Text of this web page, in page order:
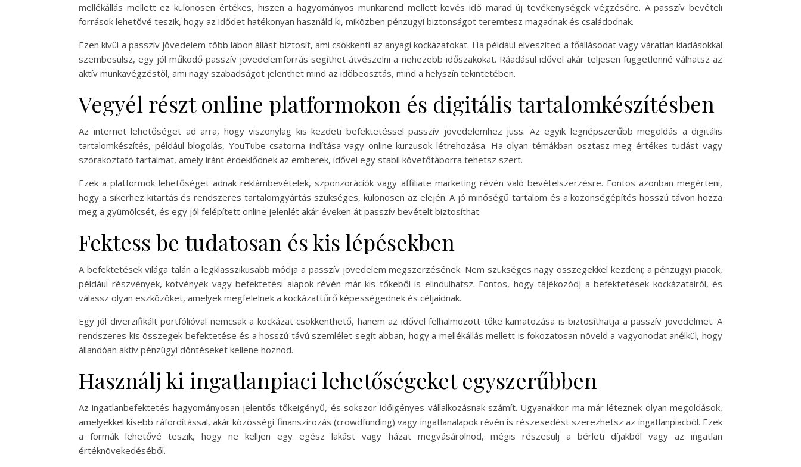
mellékállás mellett ez különösen értékes, hiszen a hagyományos munkarend mellett kevés idő marad új tevékenységek végzésére. A passzív bevételi
források lehetővé teszik, hogy az idődet hatékonyan használd ki, miközben pénzügyi biztonságot teremtesz magadnak és családodnak.
Ezen kívül a passzív jövedelem több lábon állást biztosít, ami csökkenti az anyagi kockázatokat. Ha például elveszíted a főállásodat vagy váratlan kiadásokkal
szembesülsz, egy jól működő passzív jövedelemforrás segíthet átvészelni a nehezebb időszakokat. Ráadásul idővel akár teljesen függetlenné válhatsz az
aktív munkavégzéstől, ami nagy szabadságot jelenthet mind az időbeosztás, mind a helyszín tekintetében.
Vegyél részt online platformokon és digitális tartalomkészítésben
Az internet lehetőséget ad arra, hogy viszonylag kis kezdeti befektetéssel passzív jövedelemhez juss. Az egyik legnépszerűbb megoldás a digitális
tartalomkészítés, például blogolás, YouTube-csatorna indítása vagy online kurzusok létrehozása. Ha olyan témákban osztasz meg értékes tudást vagy
szórakoztató tartalmat, amely iránt érdeklődnek az emberek, idővel egy stabil követőtáborra tehetsz szert.
Ezek a platformok lehetőséget adnak reklámbevételek, szponzorációk vagy affiliate marketing révén való bevételszerzésre. Fontos azonban megérteni,
hogy a sikerhez kitartás és rendszeres tartalomgyártás szükséges, különösen az elején. A jó minőségű tartalom és a közönségépítés hosszú távon hozza
meg a gyümölcsét, és egy jól felépített online jelenlét akár éveken át passzív bevételt biztosíthat.
Fektess be tudatosan és kis lépésekben
A befektetések világa talán a legklasszikusabb módja a passzív jövedelem megszerzésének. Nem szükséges nagy összegekkel kezdeni; a pénzügyi piacok,
például részvények, kötvények vagy befektetési alapok révén már kis tőkeből is elindulhatsz. Fontos, hogy tájékozódj a befektetések kockázatairól, és
válassz olyan eszközöket, amelyek megfelelnek a kockázattűrő képességednek és céljaidnak.
Egy jól diverzifikált portfólióval nemcsak a kockázat csökkenthető, hanem az idővel felhalmozott tőke kamatozása is biztosíthatja a passzív jövedelmet. A
rendszeres kis összegek befektetése és a hosszú távú szemlélet segít abban, hogy a mellékállás mellett is fokozatosan növeld a vagyonodat anélkül, hogy
állandóan aktív pénzügyi döntéseket kellene hoznod.
Használj ki ingatlanpiaci lehetőségeket egyszerűbben
Az ingatlanbefektetés hagyományosan jelentős tőkeigényű, és sokszor időigényes vállalkozásnak számít. Ugyanakkor ma már léteznek olyan megoldások,
amelyekkel kisebb ráfordítással, akár közösségi finanszírozás (crowdfunding) vagy ingatlanalapok révén is részesedést szerezhetsz az ingatlanpiacból. Ezek
a formák lehetővé teszik, hogy ne kelljen egy egész lakást vagy házat megvásárolnod, mégis részesülj a bérleti díjakból vagy az ingatlan
értéknövekedéséből.